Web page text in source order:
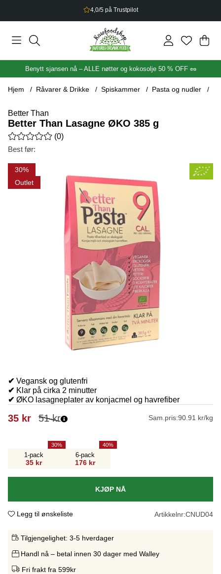
4,0/5 på Trustpilot
.
Benytt sjansen nå – ALLE nøtter og kokosolje 50 % OFF 🥜
Hjem Råvarer & Drikke Spiskammer Pasta og nudler
Better Than
Better Than Lasagne ØKO 385 g
Gjennomsnittlig rangering 0 av 5 Antall vurderinger 0
(0)
Best før:
30
Outlet
Produktbilder Better Than Lasagne ØKO 385 g
✔ Vegansk og glutenfri
✔ Klar på cirka 2 minutter
✔ ØKO lasagneplater av konjacmel og havrefiber
51kr
35 kr Sam.pris:90.91 kr/kg
1-pack
35 kr
30
6-pack
176 kr
40
KJØP NÅ
Legg til ønskeliste Artikkelnr:CNUD04
Tilgjengelighet: 3-5 hverdager
Handl nå – betal innen 30 dager med Walley
Fri frakt fra 599kr